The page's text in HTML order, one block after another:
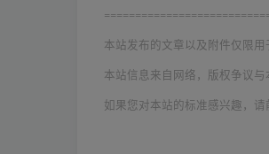
本站发布的文章以及附件仅限
本站信息来自网络，版权争议
如果您对本站的标准感兴趣，